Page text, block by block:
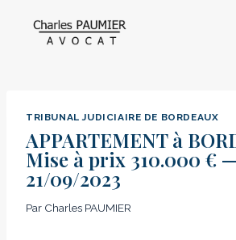
TRIBUNAL JUDICIAIRE DE BORDEAUX
APPARTEMENT à
Mise à prix 310.000 €
21/09/2023
Par Charles PAUMIER